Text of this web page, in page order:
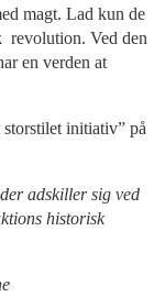
magt. Lad kun de
revolution. Ved den
en verden at
initiativ” på
adskiller sig ved
historisk